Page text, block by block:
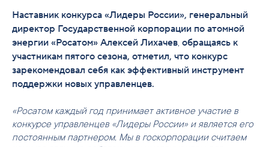
Наставник конкурса «Лидеры России», генеральный
директор Государственной корпорации по атомной
энергии «Росатом» Алексей Лихачев обращаясь к
участникам пятого сезона, отметил, что конкурс
зарекомендовал себя как эффективный инструмент
поддержки новых управленцев.
«Росатом каждый год принимает активное участие в
конкурсе управленцев «Лидеры России» и является его
постоянным партнером. Мы в госкорпорации считаем